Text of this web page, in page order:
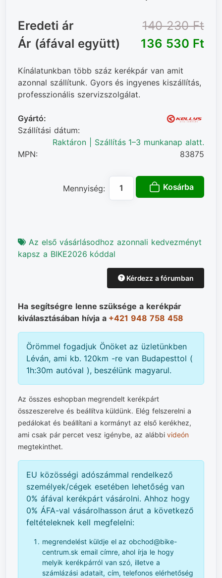
Eredeti ár
140 230 Ft‎
Ár (áfával együtt)
136 530 Ft‎
Kínálatunkban több száz kerékpár van amit
azonnal szállítunk. Gyors és ingyenes kiszállítás,
professzionális szervizszolgálat.
Gyártó:
Szállítási dátum:
Raktáron | Szállítás 1–3 munkanap alatt.
MPN:
83875
Mennyiség: Kosárba
Az első vásárlásodhoz azonnali kedvezményt
kapsz a BIKE2026 kóddal
Kérdezz a fórumban
Ha segítségre lenne szüksége a kerékpár
kiválasztásában hívja a +421 948 758 458
Örömmel fogadjuk Önöket az üzletünkben
Léván, ami kb. 120km -re van Budapesttol (
1h:30m autóval ), beszélünk magyarul.
Az összes eshopban megrendelt kerékpárt
összeszerelve és beállítva küldünk. Elég felszerelni a
pedálokat és beállítani a kormányt az első kerékhez,
ami csak pár percet vesz igénybe, az alábbivideón
megtekinthet.
EU közösségi adószámmal rendelkező
személyek/cégek esetében lehetőség van
0% áfával kerékpárt vásárolni. Ahhoz hogy
0% ÁFA-val vásárolhasson árut a következő
feltételeknek kell megfelelni:
megrendelést küldje el az obchod@bike-
centrum.sk email címre, ahol írja le hogy
melyik kerékpárról van szó, illetve a
számlázási adatait, cím, telefonos elérhetőség